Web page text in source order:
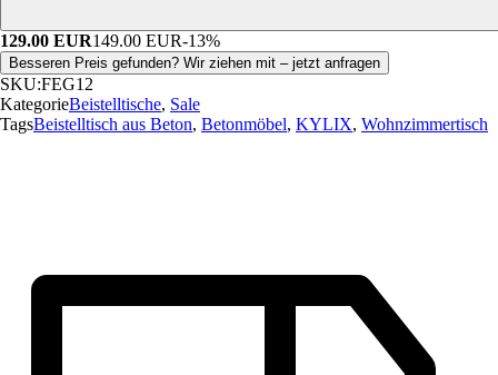
129.00 EUR149.00 EUR-13%
Besseren Preis gefunden? Wir ziehen mit – jetzt anfragen
SKU:FEG12
KategorieBeistelltische, Sale
TagsBeistelltisch aus Beton, Betonmöbel, KYLIX, Wohnzimmertisch